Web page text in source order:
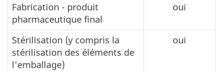
Fabrication - produit
pharmaceutique final
oui
Stérilisation (y compris la
stérilisation des éléments de
l'emballage)
oui